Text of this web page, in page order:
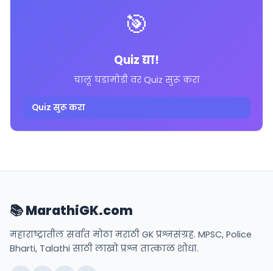
🎯
Quiz द्या!
चालू घडामोडी वर Quiz सुरू करा
Quiz सुरू करा
📚 MarathiGK.com
महाराष्ट्रातील सर्वात मोठा मराठी GK प्रश्नसंग्रह. MPSC, Police
Bharti, Talathi साठी लाखो प्रश्न तात्काळ शोधा.